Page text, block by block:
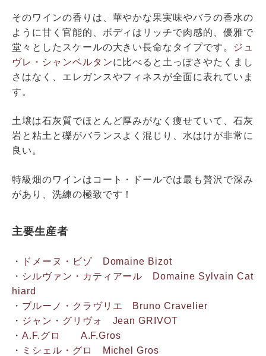
そのワインの香りは、華やかな果実味やバラの香水の
ように甘く官能的、ボディはリッチで肉感的、優雅で
堂々としたスケールの大きい長命なタイプです。
ジュ
ヴレ・シャンベルタンに比べると土っぽさやたくまし
さはなく、エレガンスやフィネスが全面に表れていま
す。
土壌は石灰質でほとんど厚みがなく痩せていて、石灰
岩と粘土と礫がバランスよく混じり、水はけが非常に
良い。
特級畑のワインはコート・ドールでは最も贅沢で深み
があり、洗練の極致です！
主要生産者
・
ドメーヌ・ビゾ Domaine Bizot
・ シルヴァン・カティアール Domaine Sylvain Cat
hiard
・ ブルーノ・クラヴリエ Bruno Cravelier
・ ジャン・グリヴォ Jean GRIVOT
・ A.F.グロ A.F.Gros
・
ミシェル・グロ Michel Gros